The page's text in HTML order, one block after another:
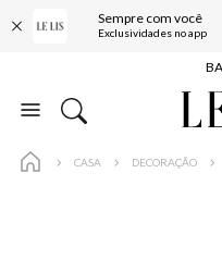
Sempre com você
Exclusividades no app
10% OFF
CASA DECORAÇÃO